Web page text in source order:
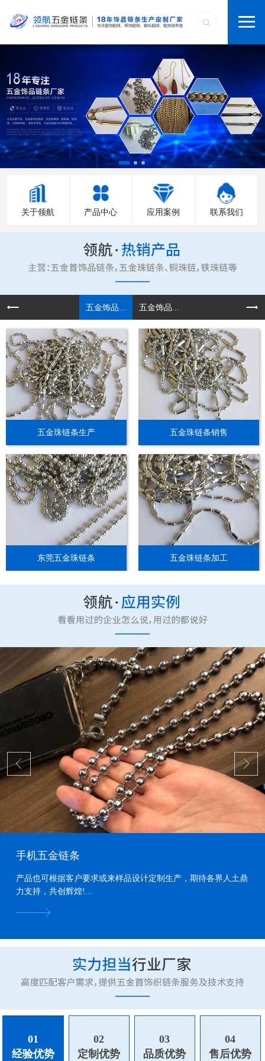
关于领航 产品中心 应用案例 联系我们
五金饰品... 五金饰品...
五金珠链条生产 五金珠链条销售
东莞五金珠链条 五金珠链条加工
手机五金链条
产品也可根据客户要求或来样品设计定制生产，期待各界人土鼎
力支持，共创辉煌!...
01
经验优势
02
定制优势
03
品质优势
04
售后优势